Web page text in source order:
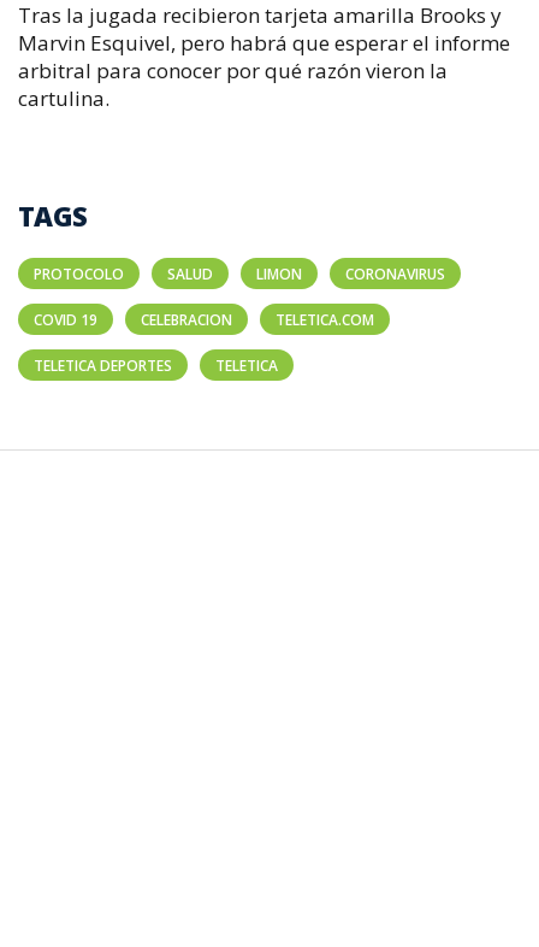
Tras la jugada recibieron tarjeta amarilla Brooks y
Marvin Esquivel, pero habrá que esperar el informe
arbitral para conocer por qué razón vieron la
cartulina.
TAGS
PROTOCOLO SALUD LIMON CORONAVIRUS
COVID 19 CELEBRACION TELETICA.COM
TELETICA DEPORTES TELETICA